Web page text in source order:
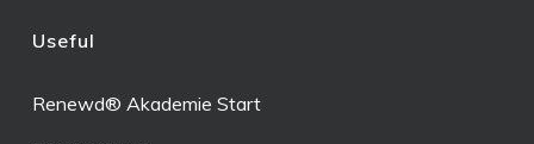
Useful
Renewd® Akademie Start